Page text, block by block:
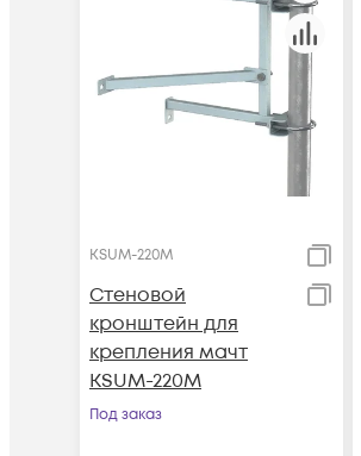
KSUM-220M
Стеновой
кронштейн для
крепления мачт
KSUM-220M
Под заказ